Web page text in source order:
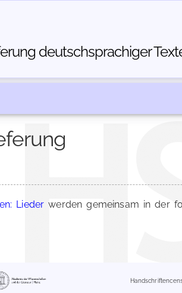
deutschsprachiger
Lieder werden gemeinsam in der